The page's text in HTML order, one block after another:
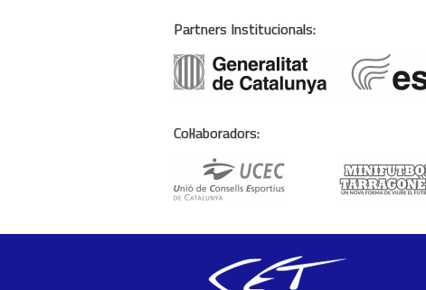
Partners Institucionals:
Col·laboradors: